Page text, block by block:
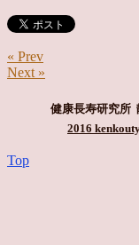
« Prev
Next »
健康長寿研究所
2016
Top